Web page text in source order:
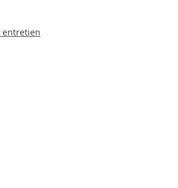
entretien